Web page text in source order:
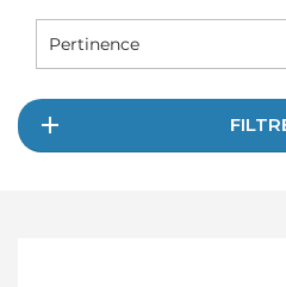
Pertinence